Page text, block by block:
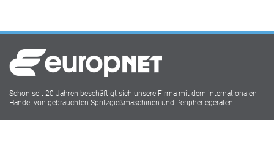
Schon seit 20 Jahren beschäftigt sich unsere Firma mit dem internationalen
Handel von gebrauchten Spritzgießmaschinen und Peripheriegeräten.